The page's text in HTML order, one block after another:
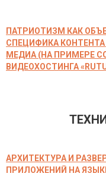
ПАТРИОТИЗМ КАК
СПЕЦИФИКА
МЕДИА (НА ПРИМЕРЕ
ВИДЕОХОСТИНГА
АРХИТЕКТУРА И
ПРИЛОЖЕНИЙ НА